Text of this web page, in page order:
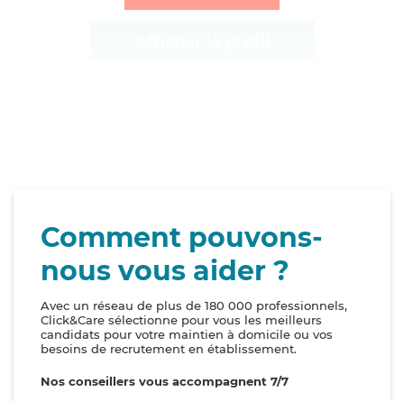
Comment pouvons-
nous vous aider ?
Avec un réseau de plus de 180 000 professionnels,
Click&Care sélectionne pour vous les meilleurs
candidats pour votre maintien à domicile ou vos
besoins de recrutement en établissement.
Nos conseillers vous accompagnent 7/7